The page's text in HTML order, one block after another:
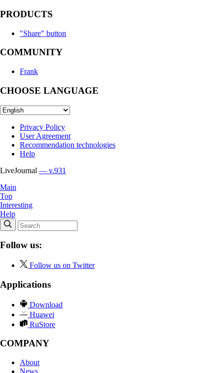
PRODUCTS
"Share" button
COMMUNITY
Frank
CHOOSE LANGUAGE
Privacy Policy
User Agreement
Recommendation technologies
Help
LiveJournal — v.931
Main
Top
Interesting
Help
Follow us:
Follow us on Twitter
Applications
Download
Huawei
RuStore
COMPANY
About
News